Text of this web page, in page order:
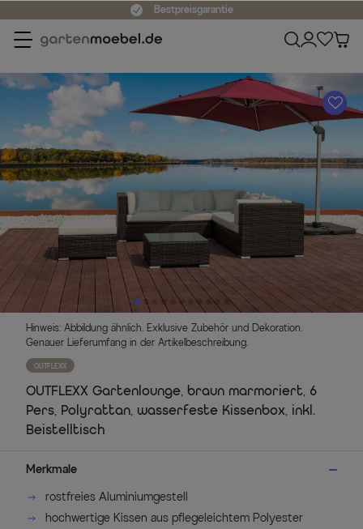
Bestpreisgarantie
A
Hinweis: Abbildung ähnlich. Exklusive Zubehör und Dekoration.
Genauer Lieferumfang in der Artikelbeschreibung.
OUTFLEXX
OUTFLEXX Gartenlounge, braun marmoriert, 6
Pers, Polyrattan, wasserfeste Kissenbox, inkl.
Beistelltisch
Merkmale
rostfreies Aluminiumgestell
hochwertige Kissen aus pflegeleichtem Polyester